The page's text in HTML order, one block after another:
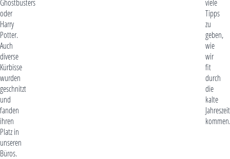
Ghostbusters
oder
Harry
Potter.
Auch
diverse
Kürbisse
wurden
geschnitzt
und
fanden
ihren
Platz in
unseren
Büros.
viele
Tipps
zu
geben,
wie
wir
fit
durch
die
kalte
Jahreszeit
kommen.